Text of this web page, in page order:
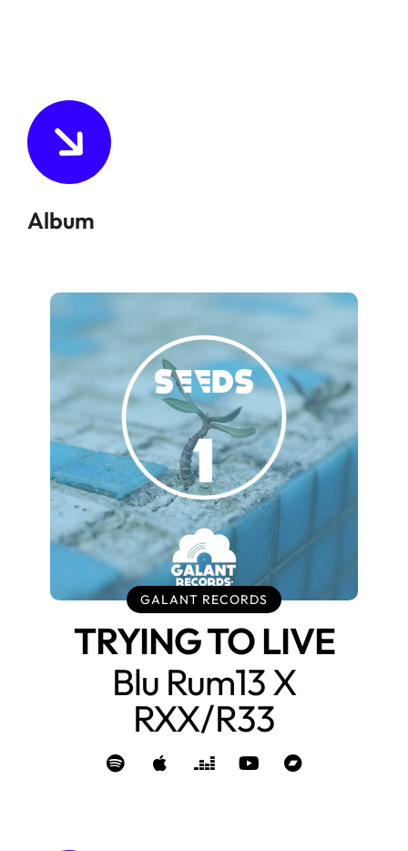
Album
GALANT RECORDS
TRYING TO LIVE
Blu Rum13 X
RXX/R33